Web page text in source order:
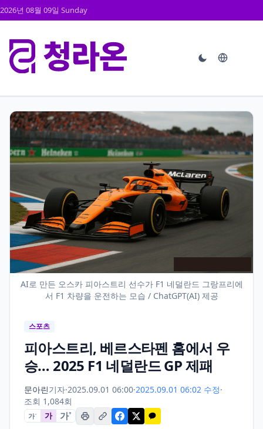
2026년 08월 09일 Sunday
AI로 만든 오스카 피아스트리 선수가 F1 네덜란드 그랑프리에
서 F1 차량을 운전하는 모습 / ChatGPT(AI) 제공
스포츠
피아스트리, 베르스타펜 홈에서 우
승… 2025 F1 네덜란드 GP 제패
문아린기자·2025.09.01 06:00·2025.09.01 06:02 수정·
조회 1,084회
가− 가 가+